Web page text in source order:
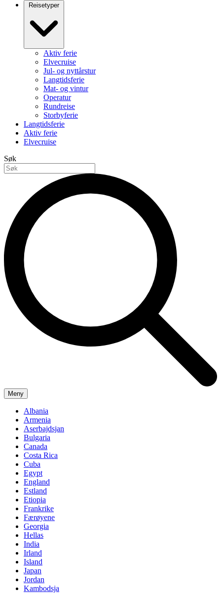
Reisetyper
Aktiv ferie
Elvecruise
Jul- og nyttårstur
Langtidsferie
Mat- og vintur
Operatur
Rundreise
Storbyferie
Langtidsferie
Aktiv ferie
Elvecruise
Søk
Meny
Albania
Armenia
Aserbajdsjan
Bulgaria
Canada
Costa Rica
Cuba
Egypt
England
Estland
Etiopia
Frankrike
Færøyene
Georgia
Hellas
India
Irland
Island
Japan
Jordan
Kambodsja